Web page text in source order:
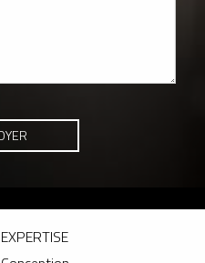
EXPERTISE